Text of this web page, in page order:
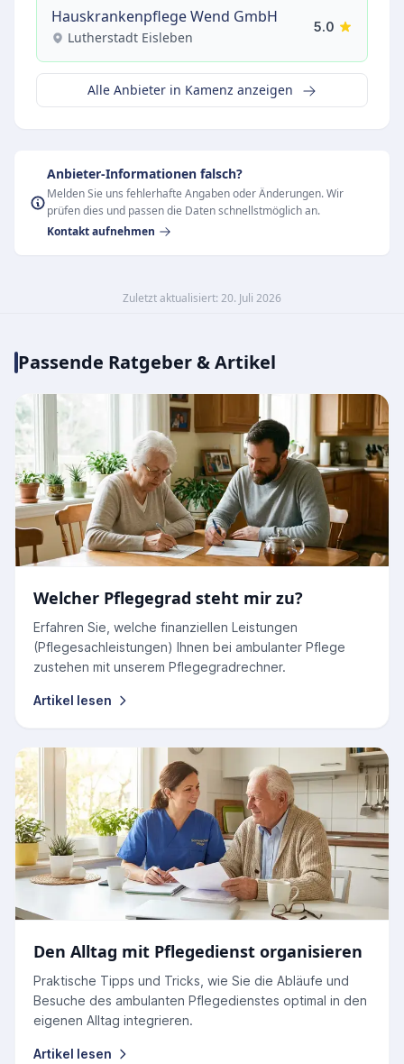
Hauskrankenpflege Wend GmbH
Lutherstadt Eisleben
5.0
Alle Anbieter in Kamenz anzeigen
Anbieter-Informationen falsch?
Melden Sie uns fehlerhafte Angaben oder Änderungen. Wir
prüfen dies und passen die Daten schnellstmöglich an.
Kontakt aufnehmen
Zuletzt aktualisiert: 20. Juli 2026
Passende Ratgeber & Artikel
Welcher Pflegegrad steht mir zu?
Erfahren Sie, welche finanziellen Leistungen
(Pflegesachleistungen) Ihnen bei ambulanter Pflege
zustehen mit unserem Pflegegradrechner.
Artikel lesen
Den Alltag mit Pflegedienst organisieren
Praktische Tipps und Tricks, wie Sie die Abläufe und
Besuche des ambulanten Pflegedienstes optimal in den
eigenen Alltag integrieren.
Artikel lesen